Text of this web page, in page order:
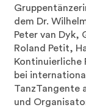
dem Dr.
Peter van Dyk,
Roland Petit,
Kontinuierliche
bei
TanzTangente
und